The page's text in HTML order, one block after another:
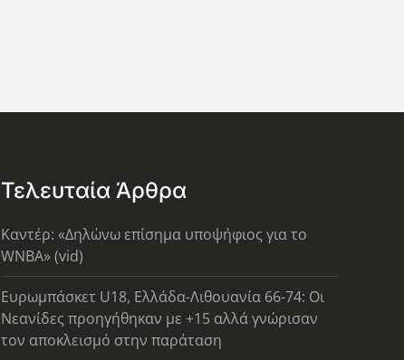
Τελευταία Άρθρα
Καντέρ: «Δηλώνω επίσημα υποψήφιος για το
WNBA» (vid)
Ευρωμπάσκετ U18, Ελλάδα-Λιθουανία 66-74: Οι
Νεανίδες προηγήθηκαν με +15 αλλά γνώρισαν
τον αποκλεισμό στην παράταση